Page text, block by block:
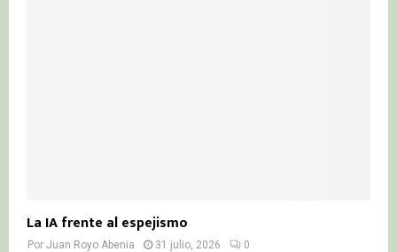
La IA frente al espejismo
Por Juan Royo Abenia 31 julio, 2026 0